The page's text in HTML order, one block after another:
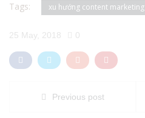
Tags: xu hướng content marketing
25 May, 2018 0
Previous post